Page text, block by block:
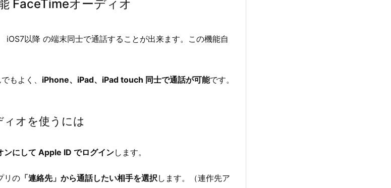
FaceTimeオーディオ
iOS7以降 の端末同士で通話することが出来ます。この機能自
もよく、 iPhone、iPad、iPad touch 同士で通話が可能です。
オを使うには
ンにして Apple ID でログインします。
リの 「連絡先」から通話したい相手を選択 します。（連作先ア